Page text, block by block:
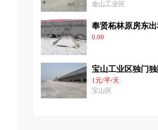
金山工业区
奉贤柘林原房东
0.00
宝山工业区独门
1元/平/天
宝山区